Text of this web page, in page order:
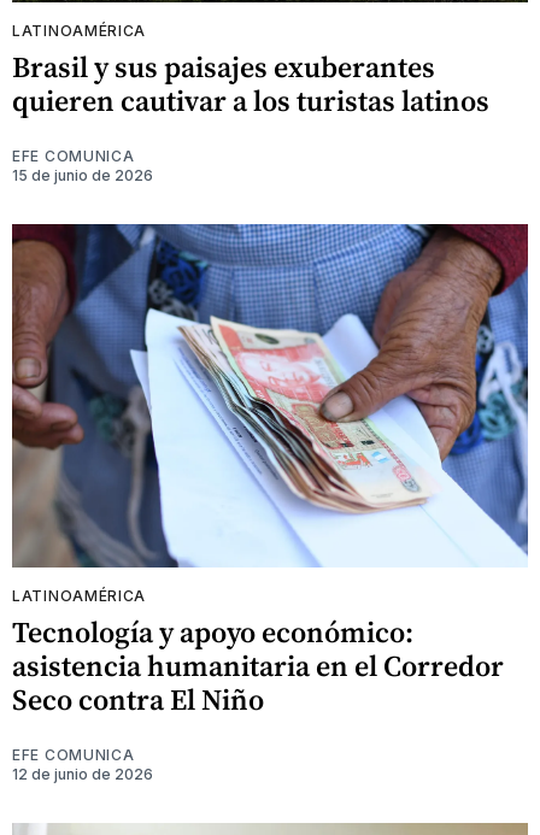
LATINOAMÉRICA
Brasil y sus paisajes exuberantes
quieren cautivar a los turistas latinos
EFE COMUNICA
15 de junio de 2026
LATINOAMÉRICA
Tecnología y apoyo económico:
asistencia humanitaria en el Corredor
Seco contra El Niño
EFE COMUNICA
12 de junio de 2026